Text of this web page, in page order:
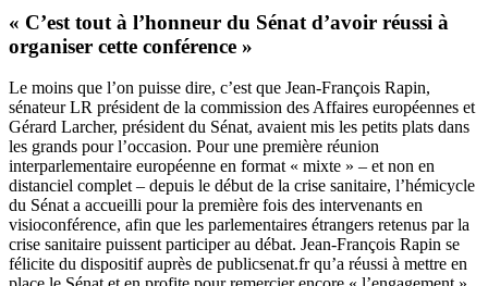
« C’est tout à l’honneur du Sénat d’avoir réussi à
organiser cette conférence »
Le moins que l’on puisse dire, c’est que Jean-François Rapin,
sénateur LR président de la commission des Affaires européennes et
Gérard Larcher, président du Sénat, avaient mis les petits plats dans
les grands pour l’occasion. Pour une première réunion
interparlementaire européenne en format « mixte » – et non en
distanciel complet – depuis le début de la crise sanitaire, l’hémicycle
du Sénat a accueilli pour la première fois des intervenants en
visioconférence, afin que les parlementaires étrangers retenus par la
crise sanitaire puissent participer au débat. Jean-François Rapin se
félicite du dispositif auprès de publicsenat.fr qu’a réussi à mettre en